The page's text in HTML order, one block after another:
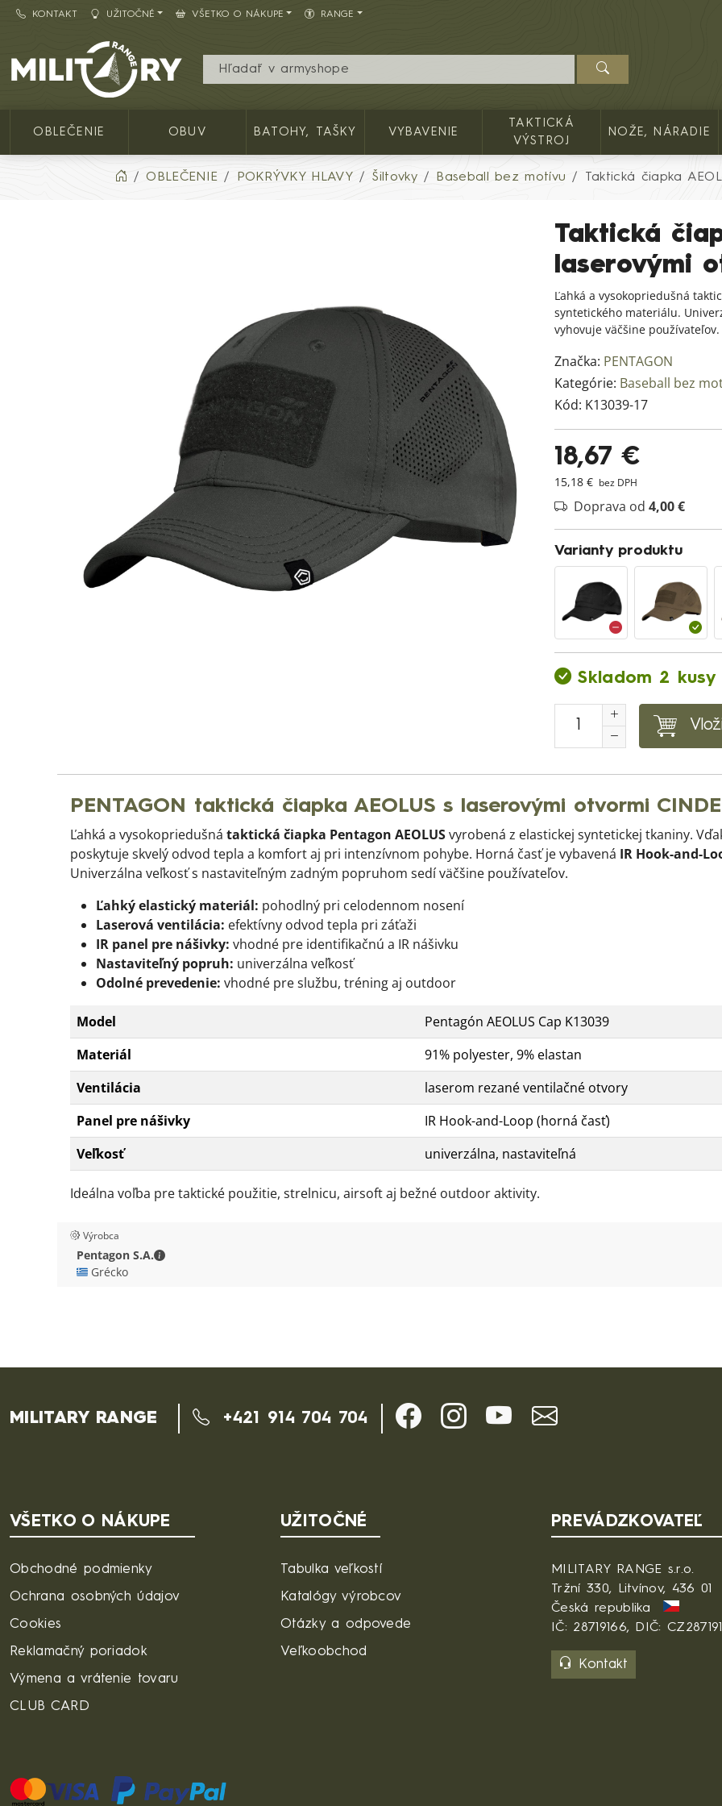
KONTAKT UŽITOČNÉ VŠETKO O NÁKUPE RANGE
Army shop MILITARY RANGE SK
OBLEČENIE OBUV BATOHY, TAŠKY VYBAVENIE
TAKTICKÁ
VÝSTROJ
NOŽE, NÁRADIE
OBLEČENIE POKRÝVKY HLAVY Šiltovky Baseball bez motívu Taktická čiapka
Taktická
laserovými
Ľahká a vysokopriedušná
syntetického materiálu.
vyhovuje väčšine používateľov.
Značka: PENTAGON
Kategórie: Baseball bez
Kód: K13039-17
18,67 €
15,18 € bez DPH
Doprava od 4,00 €
Varianty produktu
Skladom 2 kusy
PENTAGON taktická čiapka AEOLUS s laserovými otvormi
Ľahká a vysokopriedušná taktická čiapka Pentagon AEOLUSvyrobená z elastickej syntetickej tkaniny.
poskytuje skvelý odvod tepla a komfort aj pri intenzívnom pohybe. Horná časť je vybavená IR Hook-and-
Univerzálna veľkosť s nastaviteľným zadným popruhom sedí väčšine používateľov.
Ľahký elastický materiál: pohodlný pri celodennom nosení
Laserová ventilácia: efektívny odvod tepla pri záťaži
IR panel pre nášivky: vhodné pre identifikačnú a IR nášivku
Nastaviteľný popruh: univerzálna veľkosť
Odolné prevedenie: vhodné pre službu, tréning aj outdoor
Model
Pentagón AEOLUS Cap K13039
Materiál
91% polyester, 9% elastan
Ventilácia
laserom rezané ventilačné otvory
Panel pre nášivky
IR Hook-and-Loop (horná časť)
Veľkosť
univerzálna, nastaviteľná
Ideálna voľba pre taktické použitie, strelnicu, airsoft aj bežné outdoor aktivity.
Výrobca
Pentagon S.A.
Pentagon S.A. - Kontaktné údaje
🇬🇷 Grécko
MILITARY RANGE +421 914 704 704
VŠETKO O NÁKUPE
Obchodné podmienky
Ochrana osobných údajov
Cookies
Reklamačný poriadok
Výmena a vrátenie tovaru
CLUB CARD
UŽITOČNÉ
Tabulka veľkostí
Katalógy výrobcov
Otázky a odpovede
Veľkoobchod
PREVÁDZKOVATEĽ
MILITARY RANGE s.r.o.
Tržní 330, Litvínov, 436 01
Česká republika
IČ: 28719166, DIČ:
Kontakt